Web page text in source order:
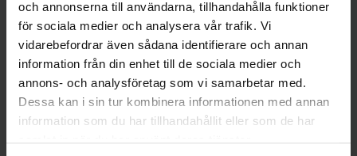
och annonserna till användarna, tillhandahålla funktioner
för sociala medier och analysera vår trafik. Vi
vidarebefordrar även sådana identifierare och annan
information från din enhet till de sociala medier och
annons- och analysföretag som vi samarbetar med.
Dessa kan i sin tur kombinera informationen med annan
information som du har tillhandahållit eller som de har
samlat in när du har använt deras tjänster.